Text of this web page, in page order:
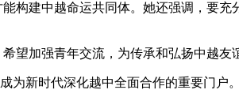
构建中越命运共同体。她还强调，要充
望加强青年交流，为传承和弘扬中越友
新时代深化越中全面合作的重要门户。